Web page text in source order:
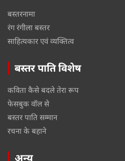
बस्तरनामा
रंग रंगीला बस्तर
साहित्यकार एवं व्यक्तित्व
बस्तर पाति विशेष
कविता कैसे बदले तेरा रूप
फेसबुक वॉल से
बस्तर पाति सम्मान
रचना के बहाने
अन्य